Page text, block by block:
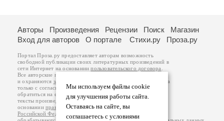
Мы используем файлы cookie
для улучшения работы сайта.
Оставаясь на сайте, вы
соглашаетесь с условиями
Авторы Произведения Рецензии Поиск
Магазин
Вход для авторов
О портале Стихи.ру Проза.ру
Портал Проза.ру предоставляет авторам возможность
свободной публикации своих литературных произведений в
сети Интернет на основаниипользовательского договора
Все авторские права на произведения принадлежат авторам
и охраняются законом
. Перепечатка произведений возможна
только с согласия его автора, к которому вы можете
обратиться на его авторской странице. Ответственность за
тексты произведений авторы несут самостоятельно на
основанииправил публикацииизаконодательства
Российской Федерации